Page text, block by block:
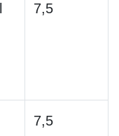
7,5
7,5